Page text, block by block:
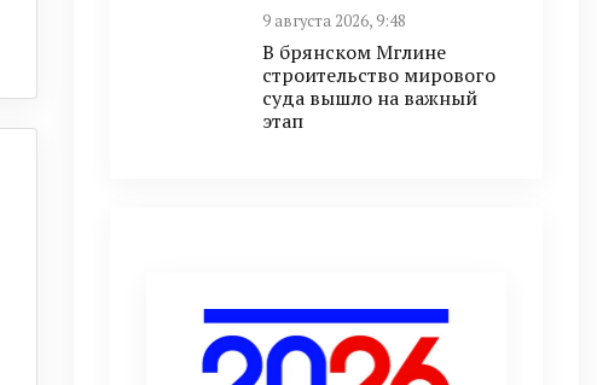
9 августа 2026, 9:48
В брянском Мглине
строительство мирового
суда вышло на важный
этап